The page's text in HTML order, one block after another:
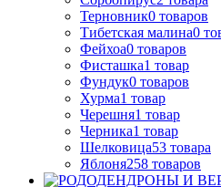
Терновник0 товаров
Тибетская малина0
Фейхоа0 товаров
Фисташка1 товар
Фундук0 товаров
Хурма1 товар
Черешня1 товар
Черника1 товар
Шелковица53 товара
Яблоня258 товаров